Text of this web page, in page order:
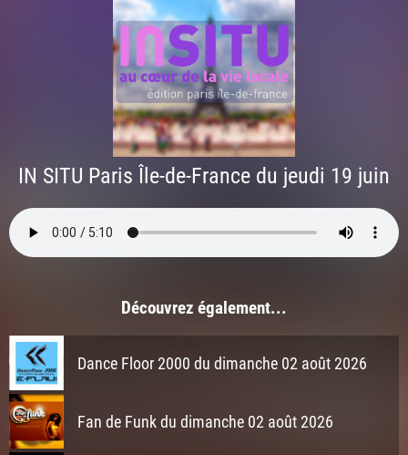
IN SITU Paris Île-de-France du jeudi 19 juin
Découvrez également...
Dance Floor 2000 du dimanche 02 août 2026
Fan de Funk du dimanche 02 août 2026